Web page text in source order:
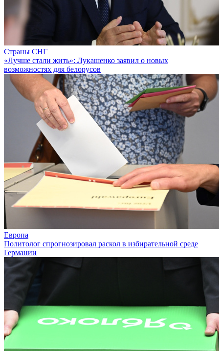
Страны СНГ
«Лучше стали жить»: Лукашенко заявил о новых
возможностях для белорусов
Европа
Политолог спрогнозировал раскол в избирательной среде
Германии